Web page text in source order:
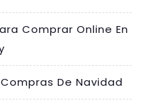
Comprar Online En
De Navidad